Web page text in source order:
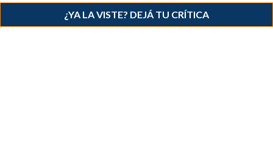
¿YA LA VISTE? DEJÁ TU CRÍTICA